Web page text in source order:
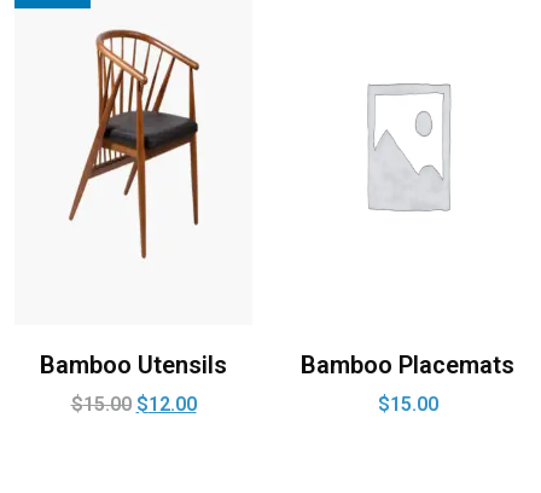
Bamboo Utensils
$15.00 $12.00
Bamboo Placemats
$15.00